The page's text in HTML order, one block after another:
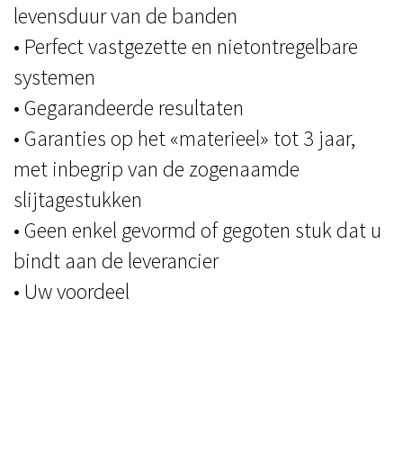
levensduur van de banden
• Perfect vastgezette en nietontregelbare
systemen
• Gegarandeerde resultaten
• Garanties op het «materieel» tot 3 jaar,
met inbegrip van de zogenaamde
slijtagestukken
• Geen enkel gevormd of gegoten stuk dat u
bindt aan de leverancier
• Uw voordeel